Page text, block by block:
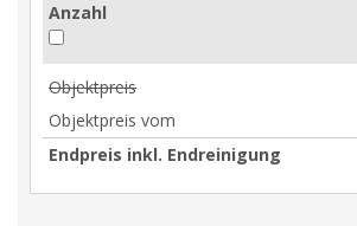
Anzahl
Objektpreis
Objektpreis vom
Endpreis inkl. Endreinigung